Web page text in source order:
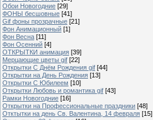
Обои Новогодние [29]
ФОНЫ бесшовные [41]
Gif фоны прозрачные [21]
Фон Анимационный [1]
Фон Весна [11]
Фон Осенний [4]
ОТКРЫТКИ анимация [39]
Мерцающие цветы gif [22]
Открытки С Днём Рождения gif [44]
Открытки на День Рождения [13]
Открытки С Юбилеем [10]
Открытки Любовь и романтика gif [43]
Рамки Новогодние [16]
Открытки на Профессиональные праздники [48]
Отктытки на день Св. Валентина, 14 февраля [15]